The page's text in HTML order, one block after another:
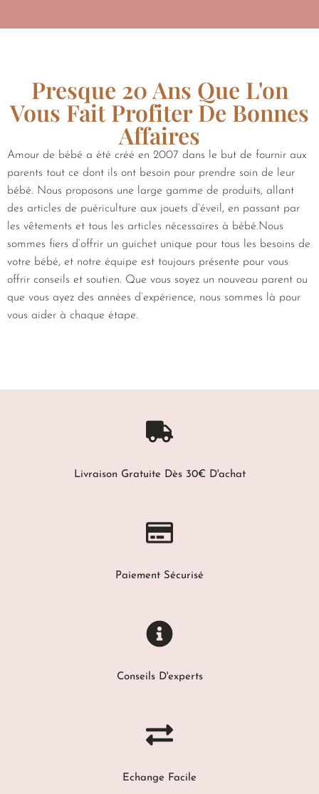
Presque 20 Ans Que L'on
Vous Fait Profiter De Bonnes
Affaires
Amour de bébé a été créé en 2007 dans le but de fournir aux
parents tout ce dont ils ont besoin pour prendre soin de leur
bébé. Nous proposons une large gamme de produits, allant
des articles de puériculture aux jouets d’éveil, en passant par
les vêtements et tous les articles nécessaires à bébé.Nous
sommes fiers d’offrir un guichet unique pour tous les besoins de
votre bébé, et notre équipe est toujours présente pour vous
offrir conseils et soutien. Que vous soyez un nouveau parent ou
que vous ayez des années d’expérience, nous sommes là pour
vous aider à chaque étape.
Livraison Gratuite Dès 30€ D'achat
Paiement Sécurisé
Conseils D'experts
Echange Facile